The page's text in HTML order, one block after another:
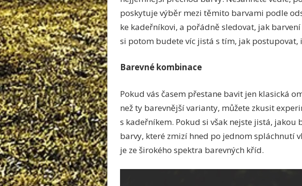
poskytuje výběr mezi těmito barvami podle
ke kadeřníkovi, a pořádně sledovat, jak
si potom budete víc jistá s tím, jak
Barevné kombinace
Pokud vás časem přestane bavit jen klasická
než ty barevnější varianty, můžete zkusit
s kadeřníkem. Pokud si však nejste jistá, jakou
barvy, které zmizí hned po jednom spláchnutí
je ze širokého spektra barevných kříd.